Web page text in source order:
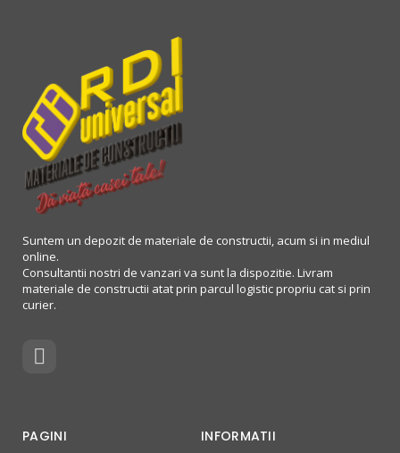
Suntem un depozit de materiale de constructii, acum si in mediul
online.
Consultantii nostri de vanzari va sunt la dispozitie. Livram
materiale de constructii atat prin parcul logistic propriu cat si prin
curier.
PAGINI INFORMATII